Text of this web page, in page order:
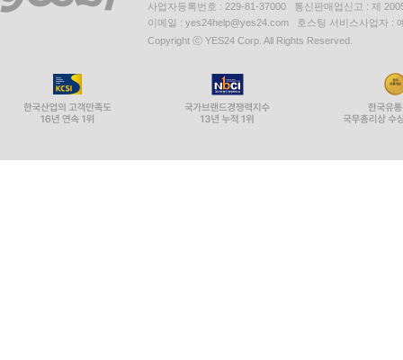
사업자등록번호 : 229-81-37000 통신판매업신고 : 제
이메일 : yes24help@yes24.com 호스팅 서비스사업자 :
Copyright ⓒ YES24 Corp. All Rights Reserved.